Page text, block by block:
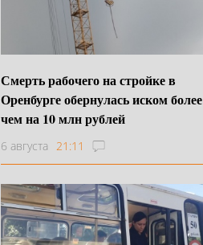
Смерть рабочего на стройке в
Оренбурге обернулась иском более
чем на 10 млн рублей
6 августа 21:11